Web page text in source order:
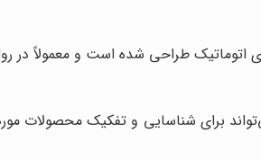
اتوماتیک طراحی شده است و معمولاً
برای شناسایی و تفکیک محصولات